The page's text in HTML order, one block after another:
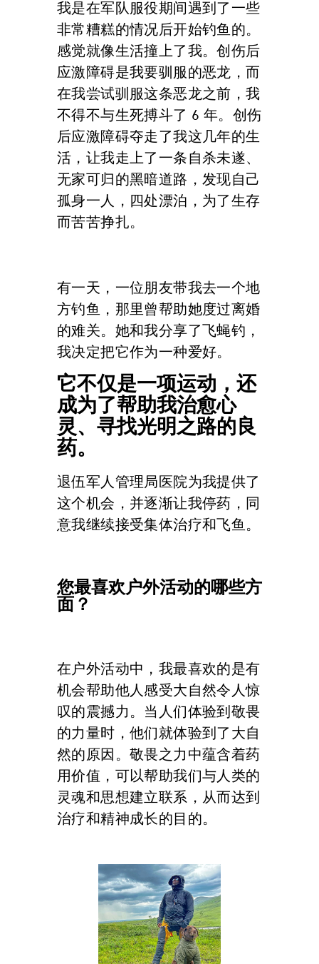
我是在军队服役期间遇到了一些
非常糟糕的情况后开始钓鱼的。
感觉就像生活撞上了我。创伤后
应激障碍是我要驯服的恶龙，而
在我尝试驯服这条恶龙之前，我
不得不与生死搏斗了 6 年。创伤
后应激障碍夺走了我这几年的生
活，让我走上了一条自杀未遂、
无家可归的黑暗道路，发现自己
孤身一人，四处漂泊，为了生存
而苦苦挣扎。
有一天，一位朋友带我去一个地
方钓鱼，那里曾帮助她度过离婚
的难关。她和我分享了飞蝇钓，
我决定把它作为一种爱好。
它不仅是一项运动，还
成为了帮助我治愈心
灵、寻找光明之路的良
药。
退伍军人管理局医院为我提供了
这个机会，并逐渐让我停药，同
意我继续接受集体治疗和飞鱼。
您最喜欢户外活动的哪些方
面？
在户外活动中，我最喜欢的是有
机会帮助他人感受大自然令人惊
叹的震撼力。当人们体验到敬畏
的力量时，他们就体验到了大自
然的原因。敬畏之力中蕴含着药
用价值，可以帮助我们与人类的
灵魂和思想建立联系，从而达到
治疗和精神成长的目的。